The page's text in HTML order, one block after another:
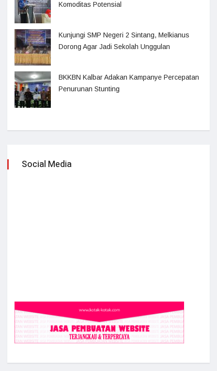
Komoditas Potensial
Kunjungi SMP Negeri 2 Sintang, Melkianus
Dorong Agar Jadi Sekolah Unggulan
BKKBN Kalbar Adakan Kampanye Percepatan
Penurunan Stunting
Social Media